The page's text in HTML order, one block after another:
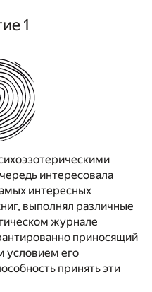
1
интересовала
интересных
выполнял различные
журнале
приносящий
условием его
принять эти